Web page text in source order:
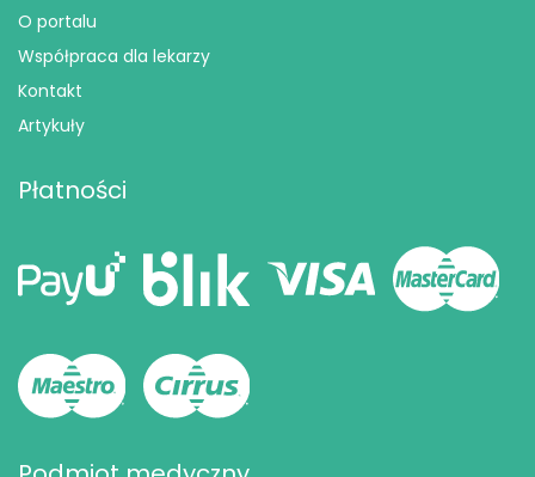
O portalu
Współpraca dla lekarzy
Kontakt
Artykuły
Płatności